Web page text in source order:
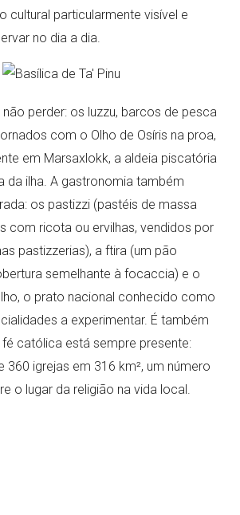
cultural particularmente visível e
no dia a dia.
perder: os luzzu, barcos de pesca
com o Olho de Osíris na proa,
em Marsaxlokk, a aldeia piscatória
da ilha. A gastronomia também
os pastizzi (pastéis de massa
com ricota ou ervilhas, vendidos por
pastizzerias), a ftira (um pão
semelhante à focaccia) e o
o prato nacional conhecido como
a experimentar. É também
fé católica está sempre presente:
360 igrejas em 316 km², um número
o lugar da religião na vida local.